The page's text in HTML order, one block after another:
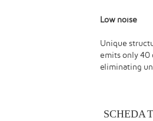
Low noise
Unique
emits only 40
eliminating
SCHEDA